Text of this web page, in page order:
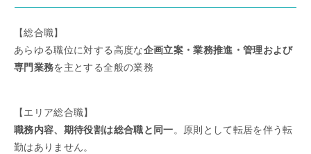
【総合職】
あらゆる職位に対する高度な企画立案・業務推進・管理および
専門業務を主とする全般の業務
【エリア総合職】
職務内容、期待役割は総合職と同一。原則として転居を伴う転
勤はありません。